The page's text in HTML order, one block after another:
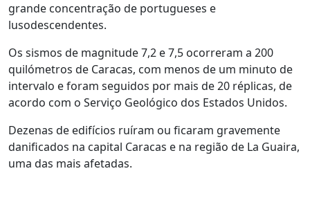
grande concentração de portugueses e
lusodescendentes.
Os sismos de magnitude 7,2 e 7,5 ocorreram a 200
quilómetros de Caracas, com menos de um minuto de
intervalo e foram seguidos por mais de 20 réplicas, de
acordo com o Serviço Geológico dos Estados Unidos.
Dezenas de edifícios ruíram ou ficaram gravemente
danificados na capital Caracas e na região de La Guaira,
uma das mais afetadas.